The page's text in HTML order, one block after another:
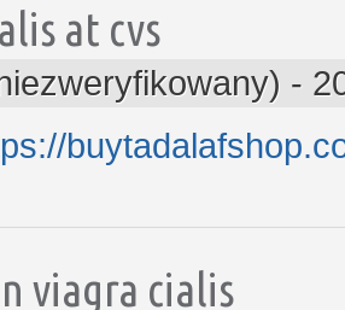
at cvs
-
viagra cialis